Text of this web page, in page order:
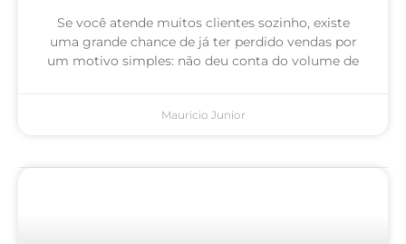
Se você atende muitos clientes sozinho, existe
uma grande chance de já ter perdido vendas por
um motivo simples: não deu conta do volume de
Mauricio Junior